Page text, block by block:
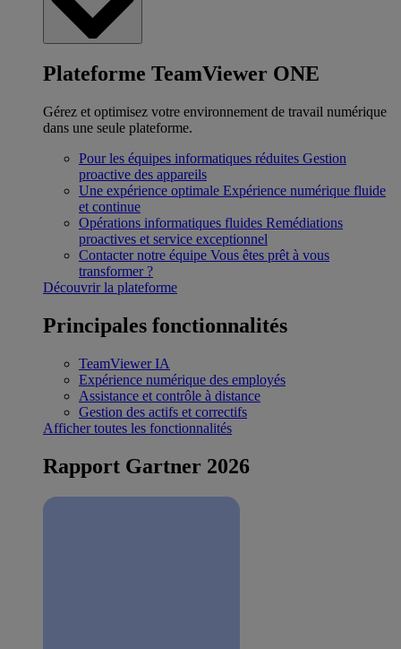
Plateforme TeamViewer ONE
Gérez et optimisez votre environnement de travail numérique
dans une seule plateforme.
Pour les équipes informatiques réduites Gestion
proactive des appareils
Une expérience optimale Expérience numérique fluide
et continue
Opérations informatiques fluides Remédiations
proactives et service exceptionnel
Contacter notre équipe Vous êtes prêt à vous
transformer ?
Découvrir la plateforme
Principales fonctionnalités
TeamViewer IA
Expérience numérique des employés
Assistance et contrôle à distance
Gestion des actifs et correctifs
Afficher toutes les fonctionnalités
Rapport Gartner 2026